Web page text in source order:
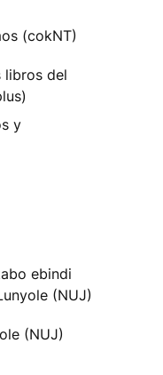
(cokNT)
libros del
y
ebindi
(NUJ)
(NUJ)